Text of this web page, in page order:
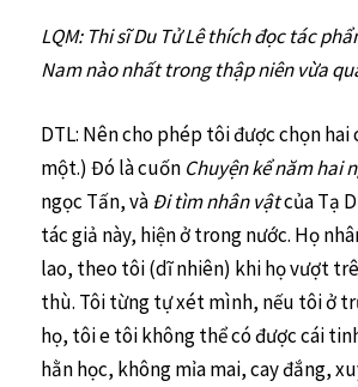
LQM: Thi sĩ Du Tử Lê thích đọc tác
Nam nào nhất trong thập niên vừa
DTL: Nên cho phép tôi được chọn
một.) Đó là cuốn Chuyện kể năm hai
ngọc Tấn, và Đi tìm nhân vậtcủa Tạ
tác giả này, hiện ở trong nước. Họ
lao, theo tôi (dĩ nhiên) khi họ vượt
thù. Tôi từng tự xét mình, nếu tôi ở
họ, tôi e tôi không thể có được cái
hằn học, không mỉa mai, cay đắng,